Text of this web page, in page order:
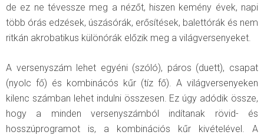
de ez ne tévessze meg a nézőt, hiszen kemény évek, napi
több órás edzések, úszásórák, erősítések, balettórák és nem
ritkán akrobatikus különórák előzik meg a világversenyeket.
A versenyszám lehet egyéni (szóló), páros (duett), csapat
(nyolc fő) és kombinácós kűr (tíz fő). A világversenyeken
kilenc számban lehet indulni összesen. Ez úgy adódik össze,
hogy a minden versenyszámból indítanak rövid- és
hosszúprogramot is, a kombinációs kűr kivételével. A